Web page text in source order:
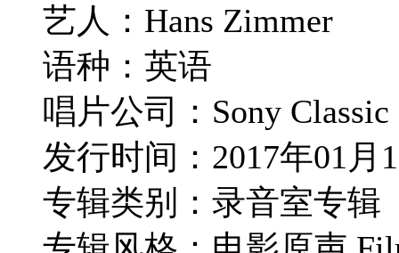
艺人：Hans Zimmer
语种：英语
唱片公司：Sony Classic
发行时间：2017年01月
专辑类别：录音室专辑